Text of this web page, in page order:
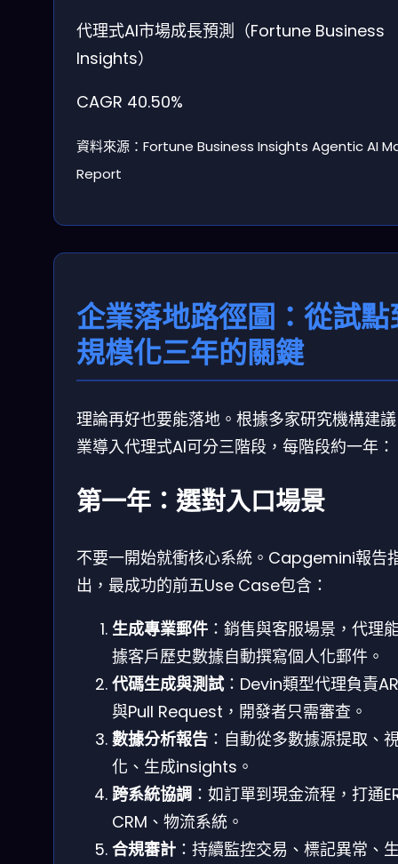
代理式AI市場成長預測（Fortune Business
Insights）
CAGR 40.50%
資料來源：Fortune Business Insights Agentic AI
Report
企業落地路徑圖：從試點
規模化三年的關鍵
理論再好也要能落地。根據多家研究機構建
業導入代理式AI可分三階段，每階段約一年：
第一年：選對入口場景
不要一開始就衝核心系統。Capgemini報告
出，最成功的前五Use Case包含：
生成專業郵件 ：銷售與客服場景，代理
據客戶歷史數據自動撰寫個人化郵件。
代碼生成與測試 ：Devin類型代理負責
與Pull Request，開發者只需審查。
數據分析報告 ：自動從多數據源提取、
化、生成insights。
跨系統協調 ：如訂單到現金流程，打通
CRM、物流系統。
合規審計 ：持續監控交易、標記異常、